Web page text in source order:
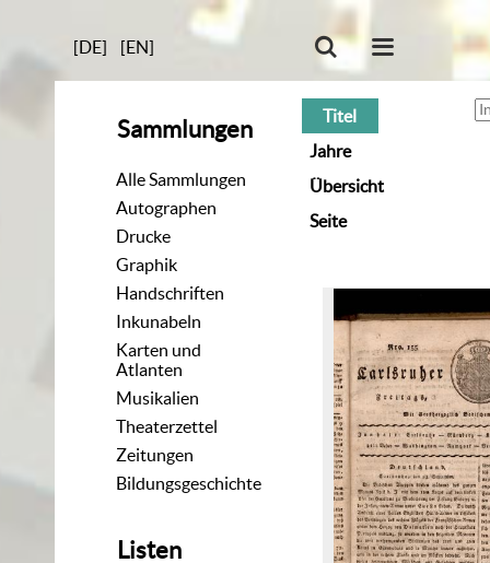
[DE] [EN]
Sammlungen
Alle Sammlungen
Autographen
Drucke
Graphik
Handschriften
Inkunabeln
Karten und
Atlanten
Musikalien
Theaterzettel
Zeitungen
Bildungsgeschichte
Listen
Titel
Jahre
Übersicht
Seite